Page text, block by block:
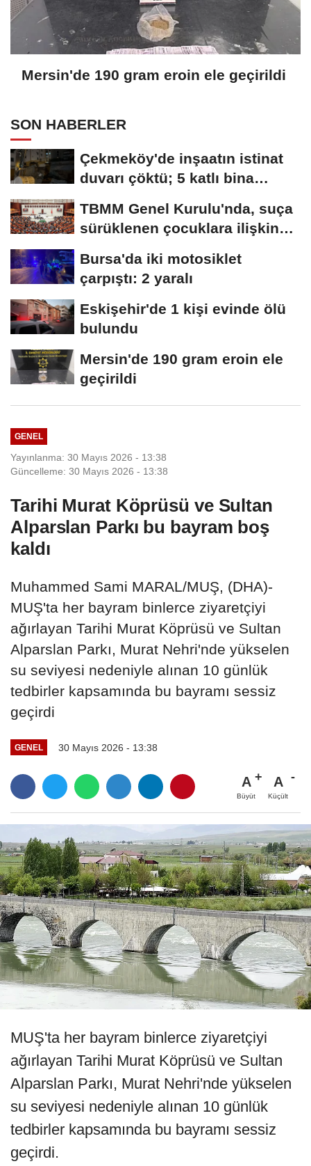
Mersin'de 190 gram eroin ele geçirildi
SON HABERLER
Çekmeköy'de inşaatın istinat
duvarı çöktü; 5 katlı bina
TBMM Genel Kurulu'nda, suça
sürüklenen çocuklara ilişkin
Bursa'da iki motosiklet
çarpıştı: 2 yaralı
Eskişehir'de 1 kişi evinde ölü
bulundu
Mersin'de 190 gram eroin ele
geçirildi
GENEL
Yayınlanma: 30 Mayıs 2026 - 13:38
Güncelleme: 30 Mayıs 2026 - 13:38
Tarihi Murat Köprüsü ve Sultan
Alparslan Parkı bu bayram boş
kaldı
Muhammed Sami MARAL/MUŞ, (DHA)-
MUŞ'ta her bayram binlerce ziyaretçiyi
ağırlayan Tarihi Murat Köprüsü ve Sultan
Alparslan Parkı, Murat Nehri'nde yükselen
su seviyesi nedeniyle alınan 10 günlük
tedbirler kapsamında bu bayramı sessiz
geçirdi
GENEL 30 Mayıs 2026 - 13:38
A
Büyüt
A
Küçült
MUŞ'ta her bayram binlerce ziyaretçiyi
ağırlayan Tarihi Murat Köprüsü ve Sultan
Alparslan Parkı, Murat Nehri'nde yükselen
su seviyesi nedeniyle alınan 10 günlük
tedbirler kapsamında bu bayramı sessiz
geçirdi.